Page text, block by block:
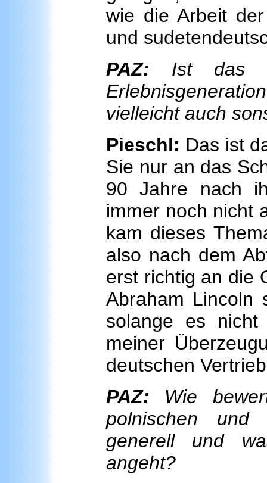
wie die Arbeit
und
PAZ: Ist das
vielleicht auch
Pieschl: Das ist
Sie nur an das
90 Jahre nach
immer noch nicht
kam dieses
also nach dem
erst richtig an die
Abraham Lincoln
solange es
meiner
deutschen
PAZ: Wie
polnischen und
generell und
angeht?